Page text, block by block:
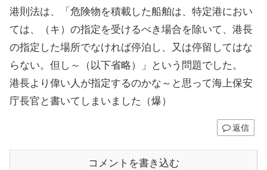
港則法は、「危険物を積載した船舶は、特定港におい
ては、（キ）の指定を受けるべき場合を除いて、港長
の指定した場所でなければ停泊し、又は停留してはな
らない。但し～（以下省略）」という問題でした。
港長より偉い人が指定するのかな～と思って海上保安
庁長官と書いてしまいました（爆）
返信
コメントを書き込む